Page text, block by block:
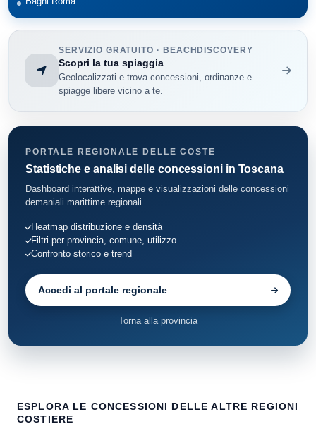
SERVIZIO GRATUITO · BEACHDISCOVERY
Scopri la tua spiaggia
Geolocalizzati e trova concessioni, ordinanze e
spiagge libere vicino a te.
PORTALE REGIONALE DELLE COSTE
Statistiche e analisi delle concessioni in Toscana
Dashboard interattive, mappe e visualizzazioni delle concessioni
demaniali marittime regionali.
Heatmap distribuzione e densità
Filtri per provincia, comune, utilizzo
Confronto storico e trend
Accedi al portale regionale
Torna alla provincia
ESPLORA LE CONCESSIONI DELLE ALTRE REGIONI
COSTIERE